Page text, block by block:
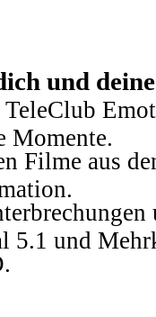
und
Momente.
Filme aus
5.1 und